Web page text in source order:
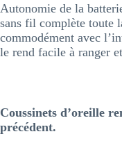
Autonomie de la
sans fil complète toute
commodément avec
le rend facile à ranger
Coussinets d’oreille
précédent.